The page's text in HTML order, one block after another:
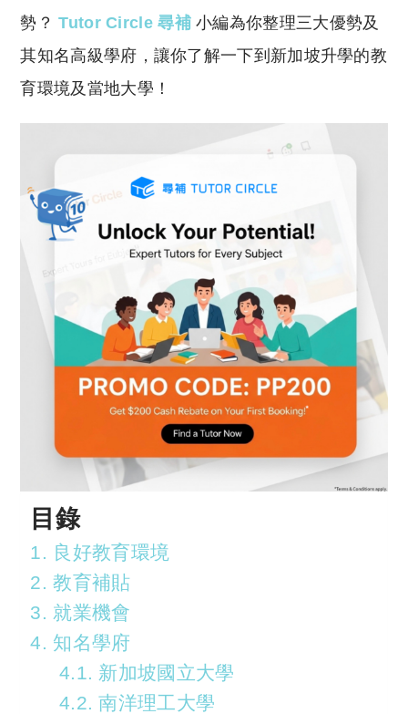
k
p
勢？Tutor Circle 尋補小編為你整理三大優勢及
其知名高級學府，讓你了解一下到新加坡升學的教
育環境及當地大學！
目錄
1. 良好教育環境
2. 教育補貼
3. 就業機會
4. 知名學府
4.1. 新加坡國立大學
4.2. 南洋理工大學